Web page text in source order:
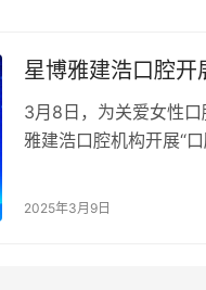
星博雅建浩口腔开
3月8日，为关爱女性
雅建浩口腔机构开展“
2025年3月9日